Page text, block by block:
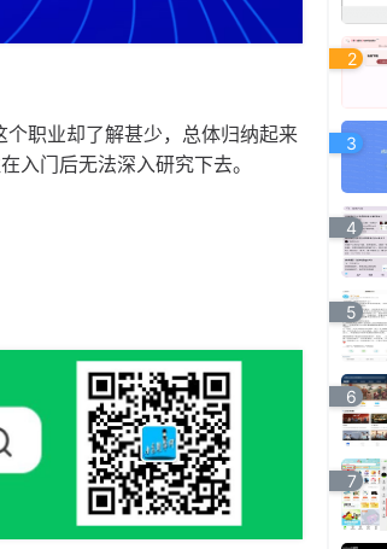
职业却了解甚少，总体归纳起来
入门后无法深入研究下去。
2
3
4
5
6
7